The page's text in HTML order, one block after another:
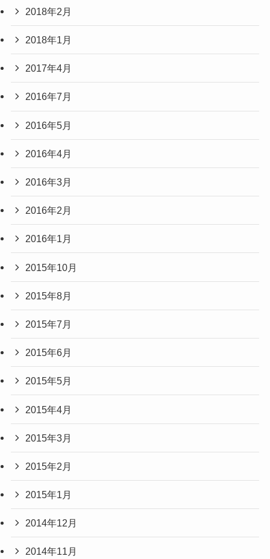
2018年2月
2018年1月
2017年4月
2016年7月
2016年5月
2016年4月
2016年3月
2016年2月
2016年1月
2015年10月
2015年8月
2015年7月
2015年6月
2015年5月
2015年4月
2015年3月
2015年2月
2015年1月
2014年12月
2014年11月